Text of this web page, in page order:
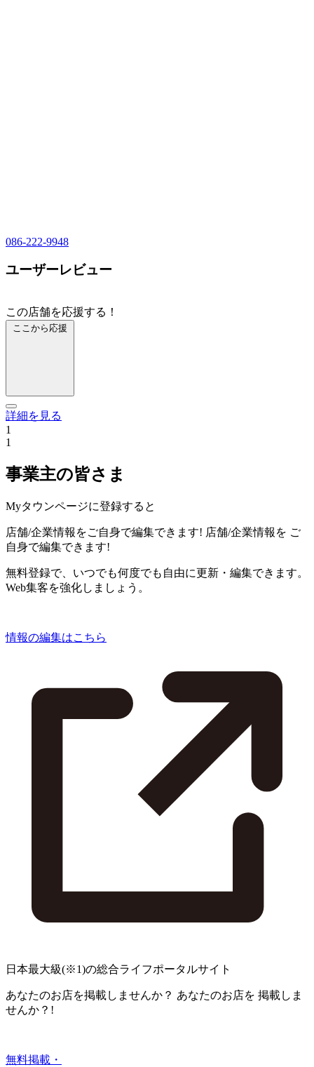
086-222-9948
ユーザーレビュー
この店舗を応援する！
ここから応援
詳細を見る
1
1
事業主の皆さま
Myタウンページに登録すると
店舗/企業情報をご自身で編集できます! 店舗/企業情報を ご
自身で編集できます!
無料登録で、いつでも何度でも自由に更新・編集できます。
Web集客を強化しましょう。
情報の編集はこちら
日本最大級(※1)の総合ライフポータルサイト
あなたのお店を掲載しませんか？ あなたのお店を 掲載しま
せんか？!
無料掲載・